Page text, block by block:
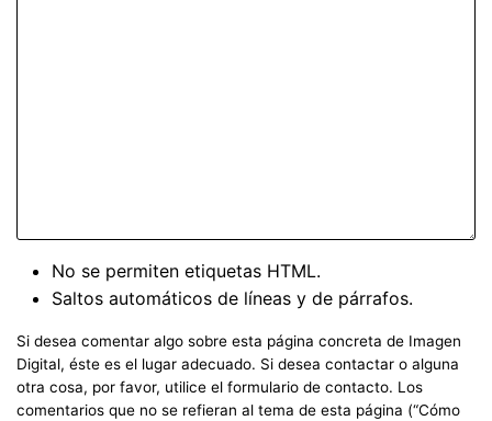
No se permiten etiquetas HTML.
Saltos automáticos de líneas y de párrafos.
Si desea comentar algo sobre esta página concreta de Imagen
Digital, éste es el lugar adecuado. Si desea contactar o alguna
otra cosa, por favor, utilice el formulario de contacto. Los
comentarios que no se refieran al tema de esta página (“Cómo